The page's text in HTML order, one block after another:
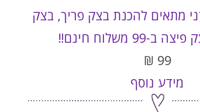
מתאים להכנת בצק פריך, בצק
99 משלוח חינם!!
99
₪
מידע נוסף